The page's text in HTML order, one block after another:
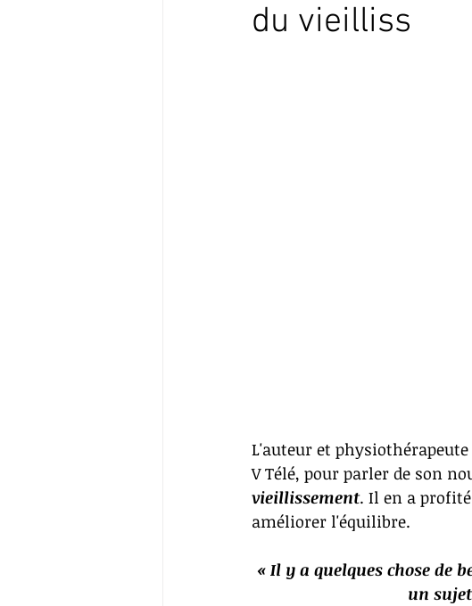
du vieilliss
L'auteur et
V Télé, pour parler de son
vieillissement. Il en a
améliorer l'équilibre.
« Il y a quelques chose de
un